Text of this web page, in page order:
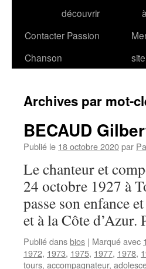
découvrir
Contacter Passion
Chanson
Archives par mot-
BECAUD
Publié le 18 octobre 2020par
Le chanteur et
24 octobre 1927 à
passe son enfance
et à la Côte d’Azur.
Publié dansbios | Marqué avec
1972, 1973, 1975, 1977, 1978,
tours, accompagnateur,